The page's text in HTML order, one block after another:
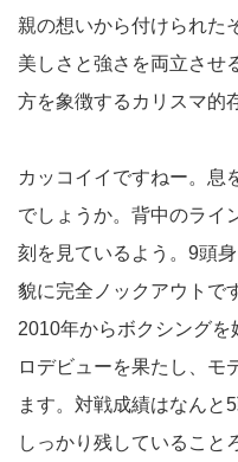
親の想いから付けられた
美しさと強さを両立させ
方を象徴するカリスマ的
カッコイイですねー。息
でしょうか。背中のライ
刻を見ているよう。9頭
貌に完全ノックアウトで
2010年からボクシング
ロデビューを果たし、モ
ます。対戦成績はなんと
しっかり残しているこ